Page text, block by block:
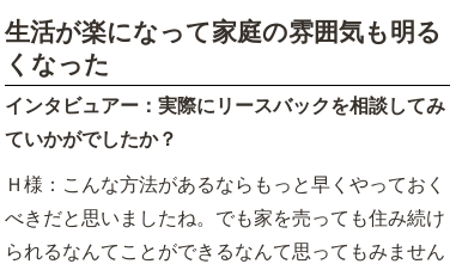
生活が楽になって家庭の雰囲気も明る
くなった
インタビュアー：実際にリースバックを相談してみ
ていかがでしたか？
Ｈ様：こんな方法があるならもっと早くやっておく
べきだと思いましたね。でも家を売っても住み続け
られるなんてことができるなんて思ってもみません